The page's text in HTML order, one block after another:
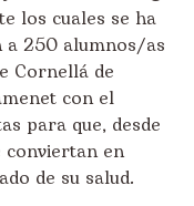
los cuales se ha
250 alumnos/as
Cornellá de
con el
para que, desde
conviertan en
de su salud.